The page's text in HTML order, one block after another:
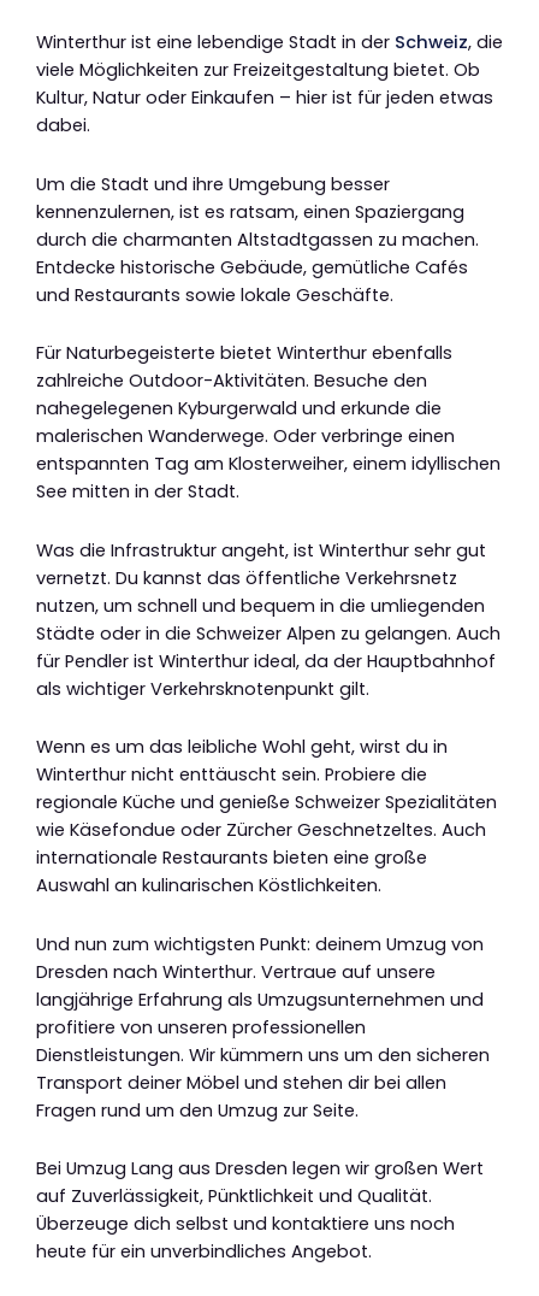
Winterthur ist eine lebendige Stadt in der Schweiz, die
viele Möglichkeiten zur Freizeitgestaltung bietet. Ob
Kultur, Natur oder Einkaufen – hier ist für jeden etwas
dabei.
Um die Stadt und ihre Umgebung besser
kennenzulernen, ist es ratsam, einen Spaziergang
durch die charmanten Altstadtgassen zu machen.
Entdecke historische Gebäude, gemütliche Cafés
und Restaurants sowie lokale Geschäfte.
Für Naturbegeisterte bietet Winterthur ebenfalls
zahlreiche Outdoor-Aktivitäten. Besuche den
nahegelegenen Kyburgerwald und erkunde die
malerischen Wanderwege. Oder verbringe einen
entspannten Tag am Klosterweiher, einem idyllischen
See mitten in der Stadt.
Was die Infrastruktur angeht, ist Winterthur sehr gut
vernetzt. Du kannst das öffentliche Verkehrsnetz
nutzen, um schnell und bequem in die umliegenden
Städte oder in die Schweizer Alpen zu gelangen. Auch
für Pendler ist Winterthur ideal, da der Hauptbahnhof
als wichtiger Verkehrsknotenpunkt gilt.
Wenn es um das leibliche Wohl geht, wirst du in
Winterthur nicht enttäuscht sein. Probiere die
regionale Küche und genieße Schweizer Spezialitäten
wie Käsefondue oder Zürcher Geschnetzeltes. Auch
internationale Restaurants bieten eine große
Auswahl an kulinarischen Köstlichkeiten.
Und nun zum wichtigsten Punkt: deinem Umzug von
Dresden nach Winterthur. Vertraue auf unsere
langjährige Erfahrung als Umzugsunternehmen und
profitiere von unseren professionellen
Dienstleistungen. Wir kümmern uns um den sicheren
Transport deiner Möbel und stehen dir bei allen
Fragen rund um den Umzug zur Seite.
Bei Umzug Lang aus Dresden legen wir großen Wert
auf Zuverlässigkeit, Pünktlichkeit und Qualität.
Überzeuge dich selbst und kontaktiere uns noch
heute für ein unverbindliches Angebot.